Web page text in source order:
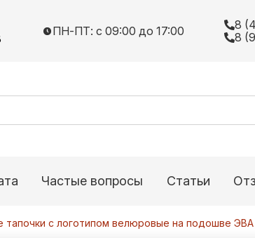
ПН-ПТ: с 09:00 до 17:00
8
8
Частые вопросы Статьи
тапочки с логотипом велюровые на подошве